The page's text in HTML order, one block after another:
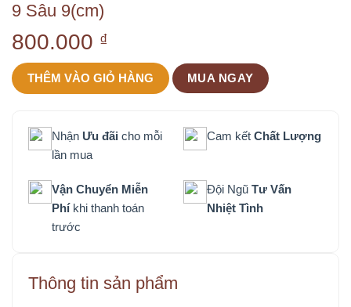
9 Sâu 9(cm)
800.000 ₫
THÊM VÀO GIỎ HÀNG MUA NGAY
Nhận Ưu đãi cho mỗi
lần mua
Cam kết Chất Lượng
Vận Chuyển Miễn
Phíkhi thanh toán
trước
Đội Ngũ Tư Vấn
Nhiệt Tình
Thông tin sản phẩm